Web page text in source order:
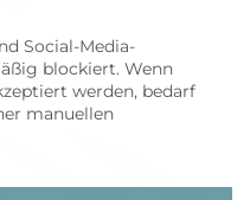
Social-Media-
blockiert. Wenn
werden, bedarf
manuellen